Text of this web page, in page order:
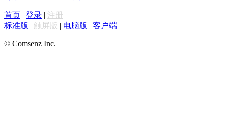
首页 | 登录 | 注册
标准版 | 触屏版 | 电脑版 | 客户端
© Comsenz Inc.